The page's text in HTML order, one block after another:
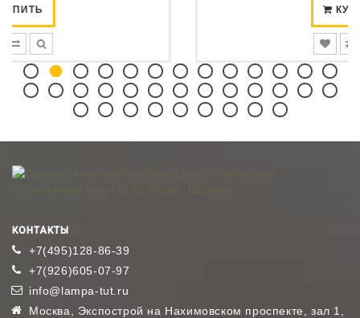
КОНТАКТЫ
+7(495)128-86-39
+7(926)605-07-97
info@lampa-tut.ru
Москва, Экспострой на Нахимовском проспекте, зал 1,